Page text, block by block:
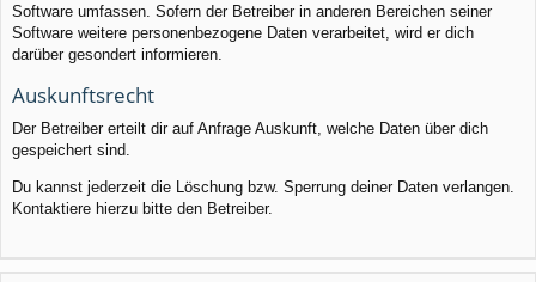
Software umfassen. Sofern der Betreiber in anderen Bereichen seiner
Software weitere personenbezogene Daten verarbeitet, wird er dich
darüber gesondert informieren.
Auskunftsrecht
Der Betreiber erteilt dir auf Anfrage Auskunft, welche Daten über dich
gespeichert sind.
Du kannst jederzeit die Löschung bzw. Sperrung deiner Daten verlangen.
Kontaktiere hierzu bitte den Betreiber.